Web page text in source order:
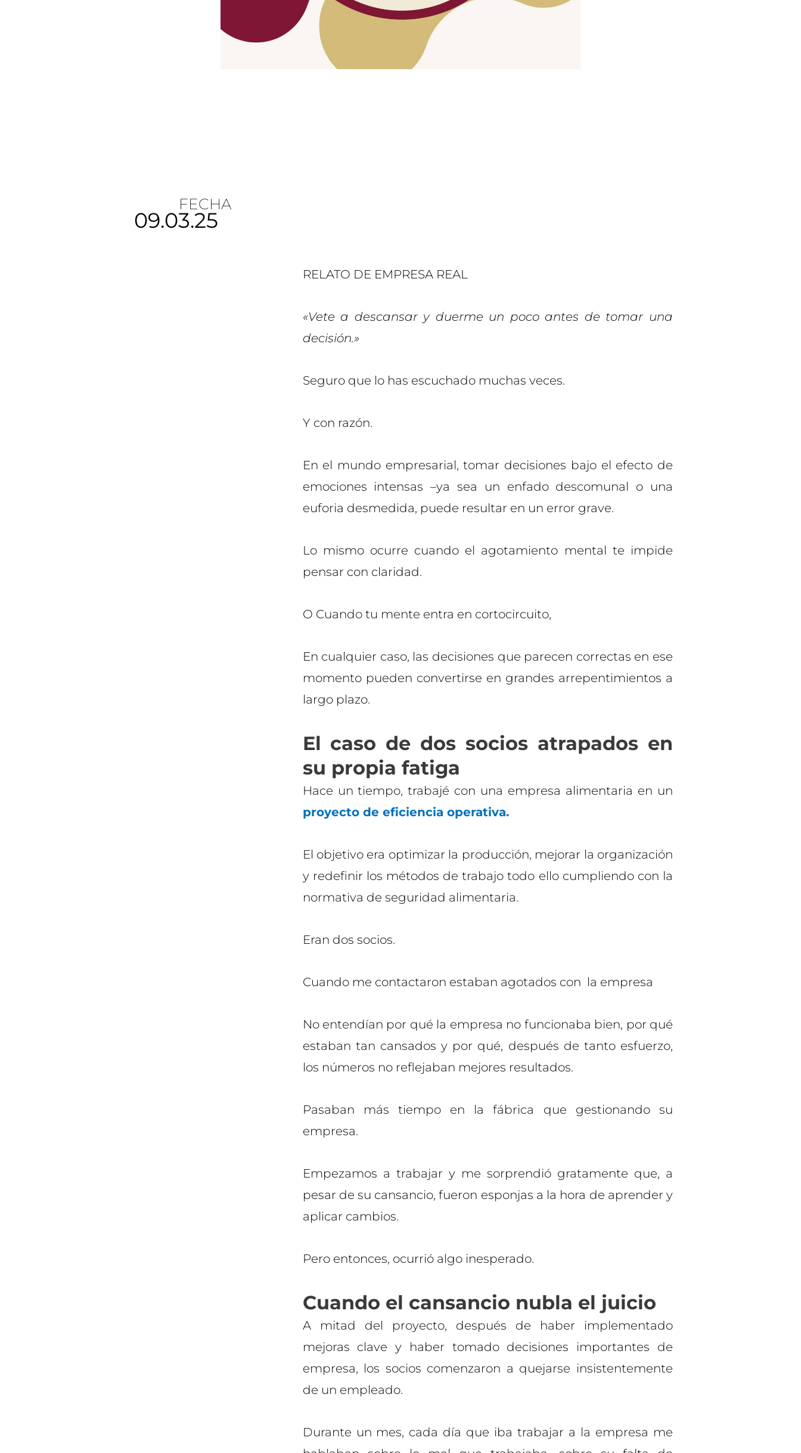
FECHA
09.03.25
RELATO DE EMPRESA REAL
«Vete a descansar y duerme un poco antes de tomar una
decisión.»
Seguro que lo has escuchado muchas veces.
Y con razón.
En el mundo empresarial, tomar decisiones bajo el efecto de
emociones intensas –ya sea un enfado descomunal o una
euforia desmedida, puede resultar en un error grave.
Lo mismo ocurre cuando el agotamiento mental te impide
pensar con claridad.
O Cuando tu mente entra en cortocircuito,
En cualquier caso, las decisiones que parecen correctas en ese
momento pueden convertirse en grandes arrepentimientos a
largo plazo.
El caso de dos socios atrapados en
su propia fatiga
Hace un tiempo, trabajé con una empresa alimentaria en un
proyecto de eficiencia operativa.
El objetivo era optimizar la producción, mejorar la organización
y redefinir los métodos de trabajo todo ello cumpliendo con la
normativa de seguridad alimentaria.
Eran dos socios.
Cuando me contactaron estaban agotados con la empresa
No entendían por qué la empresa no funcionaba bien, por qué
estaban tan cansados y por qué, después de tanto esfuerzo,
los números no reflejaban mejores resultados.
Pasaban más tiempo en la fábrica que gestionando su
empresa.
Empezamos a trabajar y me sorprendió gratamente que, a
pesar de su cansancio, fueron esponjas a la hora de aprender y
aplicar cambios.
Pero entonces, ocurrió algo inesperado.
Cuando el cansancio nubla el juicio
A mitad del proyecto, después de haber implementado
mejoras clave y haber tomado decisiones importantes de
empresa, los socios comenzaron a quejarse insistentemente
de un empleado.
Durante un mes, cada día que iba trabajar a la empresa me